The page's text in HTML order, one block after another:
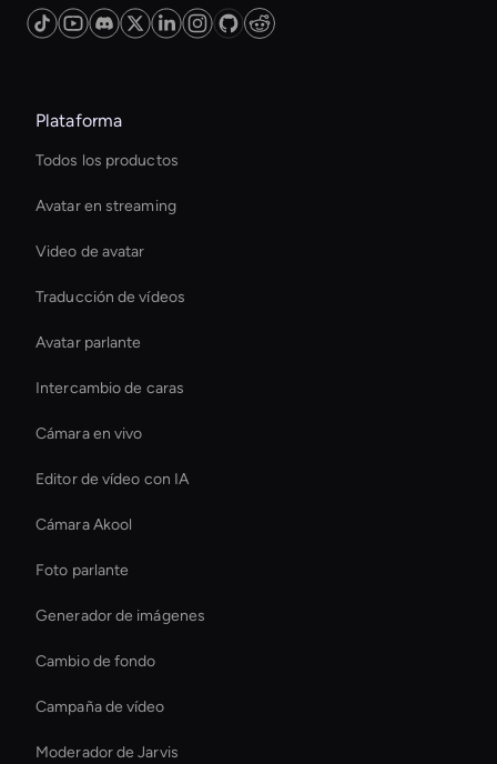
your video marketing strategy's impact.
Plataforma
Todos los productos
Avatar en streaming
Video de avatar
Traducción de vídeos
Avatar parlante
Intercambio de caras
Cámara en vivo
Editor de vídeo con IA
Cámara Akool
Foto parlante
Generador de imágenes
Cambio de fondo
Campaña de vídeo
Moderador de Jarvis